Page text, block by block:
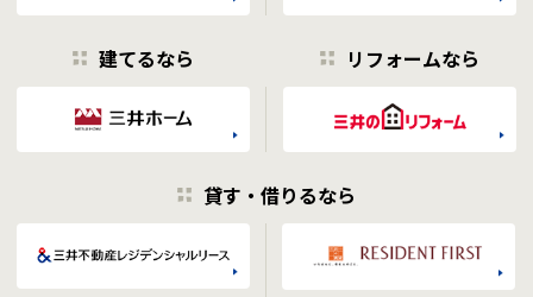
建てるなら リフォームなら
貸す・借りるなら